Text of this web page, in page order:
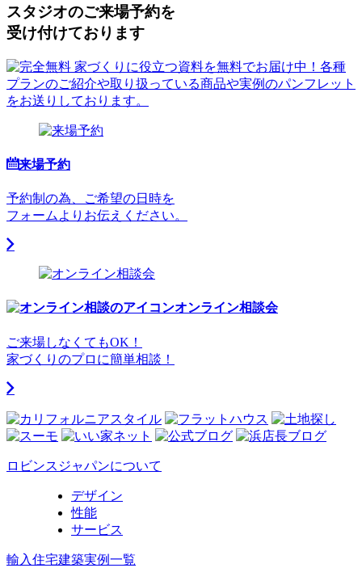
スタジオのご来場予約を
受け付けております
来場予約
予約制の為、ご希望の日時を
フォームよりお伝えください。
オンライン相談会
ご来場しなくてもOK！
家づくりのプロに簡単相談！
ロビンスジャパンについて
デザイン
性能
サービス
輸入住宅建築実例一覧